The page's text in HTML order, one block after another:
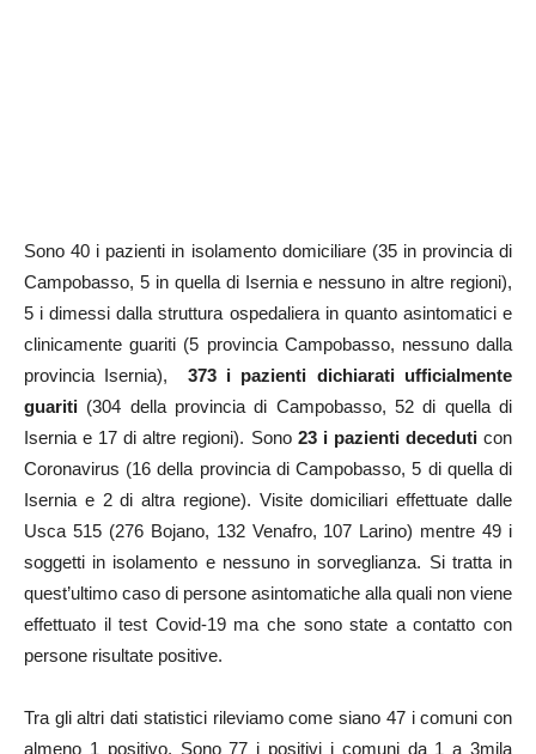
Sono 40 i pazienti in isolamento domiciliare (35 in provincia di
Campobasso, 5 in quella di Isernia e nessuno in altre regioni),
5 i dimessi dalla struttura ospedaliera in quanto asintomatici e
clinicamente guariti (5 provincia Campobasso, nessuno dalla
provincia Isernia), 373 i pazienti dichiarati ufficialmente
guariti (304 della provincia di Campobasso, 52 di quella di
Isernia e 17 di altre regioni). Sono 23 i pazienti deceduticon
Coronavirus (16 della provincia di Campobasso, 5 di quella di
Isernia e 2 di altra regione). Visite domiciliari effettuate dalle
Usca 515 (276 Bojano, 132 Venafro, 107 Larino) mentre 49 i
soggetti in isolamento e nessuno in sorveglianza. Si tratta in
quest’ultimo caso di persone asintomatiche alla quali non viene
effettuato il test Covid-19 ma che sono state a contatto con
persone risultate positive.
Tra gli altri dati statistici rileviamo come siano 47 i comuni con
almeno 1 positivo. Sono 77 i positivi i comuni da 1 a 3mila